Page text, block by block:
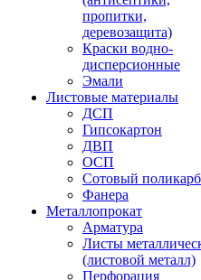
пропитки,
деревозащита)
Краски водно-
дисперсионные
Эмали
Листовые материалы
ДСП
Гипсокартон
ДВП
ОСП
Сотовый
Фанера
Металлопрокат
Арматура
Листы
(листовой металл)
Перфорация